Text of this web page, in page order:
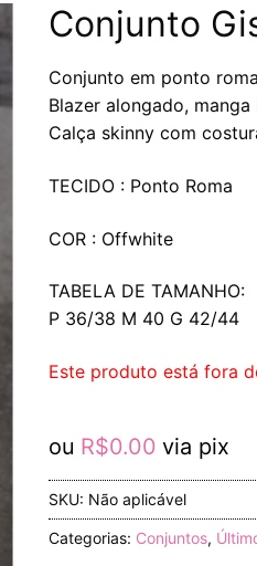
Conjunto
Conjunto em ponto
Blazer alongado,
Calça skinny com
TECIDO : Ponto Roma
COR : Offwhite
TABELA DE TAMANHO:
P 36/38 M 40 G 42/44
Este produto está fora
ou R$0.00 via pix
SKU: Não aplicável
Categorias: Conjuntos,